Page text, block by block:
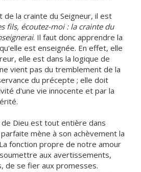
de la crainte du Seigneur, il est
fils, écoutez-moi : la crainte du
. Il faut donc apprendre la
est enseignée. En effet, elle
elle est dans la logique de
vient pas du tremblement de la
du précepte ; elle doit
d'une vie innocente et par la
de Dieu est tout entière dans
mène à son achèvement la
fonction propre de notre amour
aux avertissements,
de se fier aux promesses.